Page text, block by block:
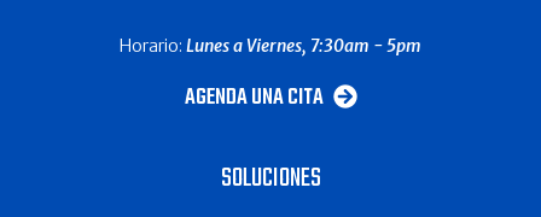
Horario: Lunes a Viernes, 7:30am - 5pm
AGENDA UNA CITA
SOLUCIONES